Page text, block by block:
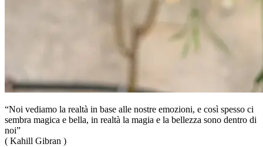
“Noi vediamo la realtà in base alle nostre emozioni, e così spesso ci
sembra magica e bella, in realtà la magia e la bellezza sono dentro di
noi”
( Kahill Gibran )